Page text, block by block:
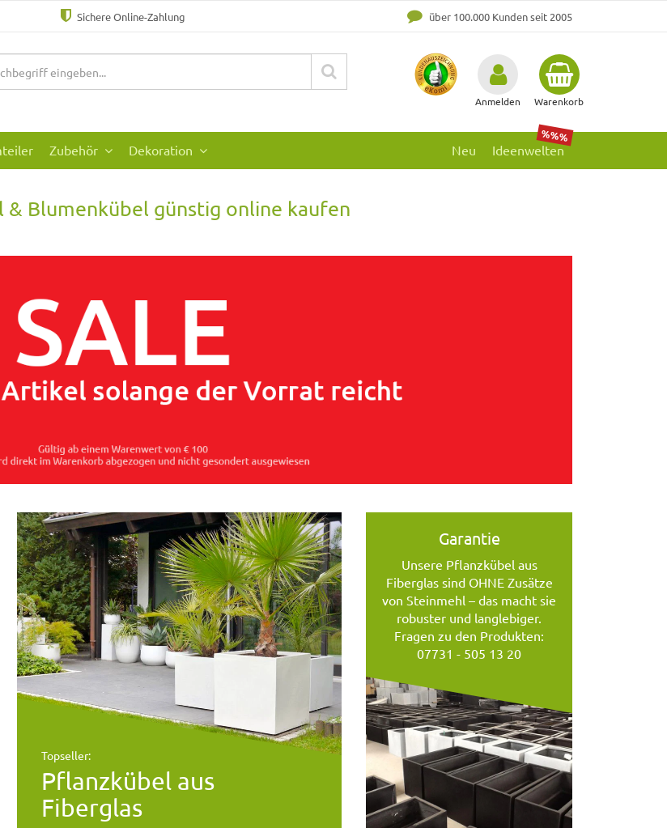
Sichere Online-Zahlung über 100.000 Kunden seit 2005
Anmelden Warenkorb
Zubehör Dekoration Ideenwelten
%%%
Neu
& Blumenkübel günstig online kaufen
Topseller:
Pflanzkübel aus
Fiberglas
Garantie
Unsere Pflanzkübel aus
Fiberglas sind OHNE Zusätze
von Steinmehl – das macht sie
robuster und langlebiger.
Fragen zu den Produkten:
07731 - 505 13 20